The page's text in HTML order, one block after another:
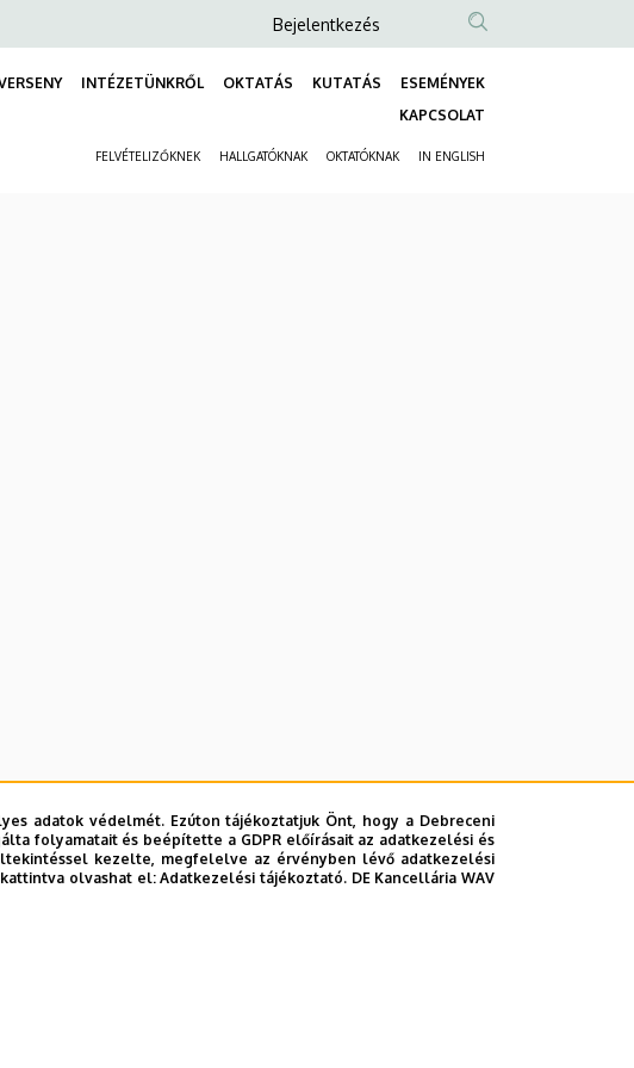
Anonim
fiók
Bejelentkezés
INTÉZETÜNKRŐL OKTATÁS KUTATÁS
ESEMÉNYEK
KAPCSOLAT
FELVÉTELIZŐKNEK HALLGATÓKNAK OKTATÓKNAK IN ENGLISH
adatok védelmét. Ezúton tájékoztatjuk Önt, hogy a Debreceni
folyamatait és beépítette a GDPR előírásait az adatkezelési és
kezelte, megfelelve az érvényben lévő adatkezelési
kattintva olvashat el:Adatkezelési tájékoztató. DE Kancellária WAV